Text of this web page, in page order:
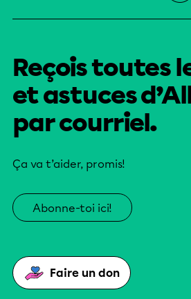
Reçois toutes
et astuces
par courriel.
Ça va t’aider, promis!
Abonne-toi ici!
Faire un don